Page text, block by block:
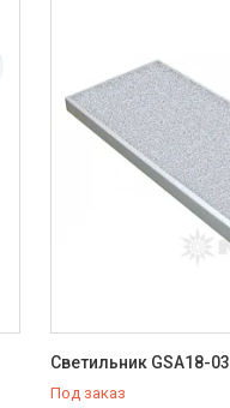
Светильник GSA18-03
Под заказ